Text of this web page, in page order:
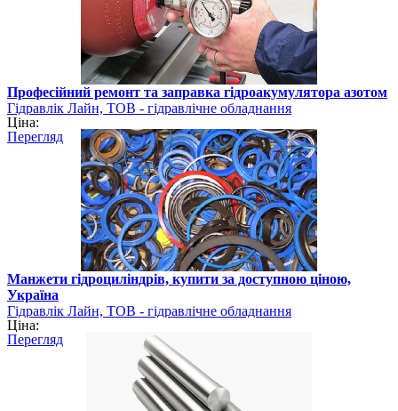
Професійний ремонт та заправка гідроакумулятора азотом
Гідравлік Лайн, ТОВ - гідравлічне обладнання
Ціна:
Перегляд
Манжети гідроциліндрів, купити за доступною ціною,
Україна
Гідравлік Лайн, ТОВ - гідравлічне обладнання
Ціна:
Перегляд